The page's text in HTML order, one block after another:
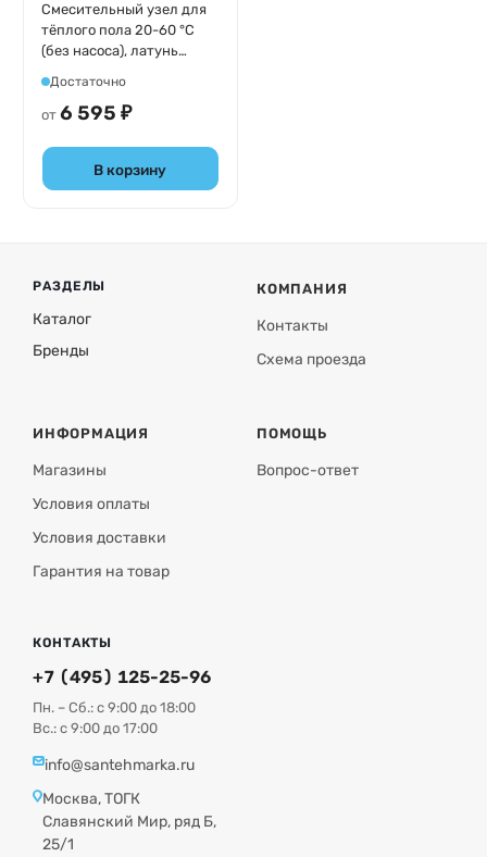
Смесительный узел для
тёплого пола 20-60 °C
(без насоса), латунь
1036
Достаточно
от 6 595 ₽
В корзину
РАЗДЕЛЫ
Каталог
Бренды
КОМПАНИЯ
Контакты
Схема проезда
ИНФОРМАЦИЯ
Магазины
Условия оплаты
Условия доставки
Гарантия на товар
ПОМОЩЬ
Вопрос-ответ
КОНТАКТЫ
+7 (495) 125-25-96
Пн. – Сб.: с 9:00 до 18:00
Вс.: с 9:00 до 17:00
info@santehmarka.ru
Москва, ТОГК
Славянский Мир, ряд Б,
25/1